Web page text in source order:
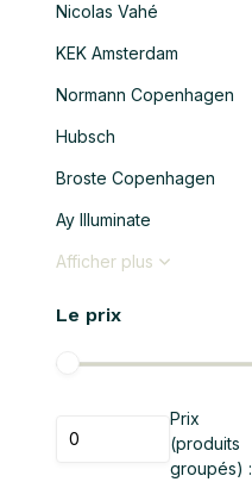
Nicolas Vahé
KEK Amsterdam
Normann Copenhagen
Hubsch
Broste Copenhagen
Ay Illuminate
Afficher plus
Le prix
Prix
(produits
groupés) :